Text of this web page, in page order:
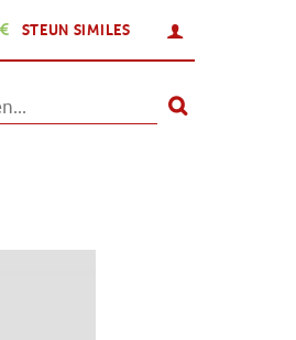
STEUN SIMILES